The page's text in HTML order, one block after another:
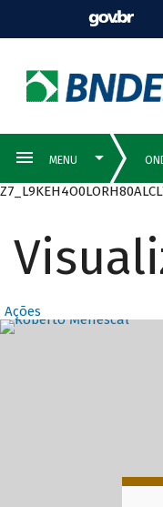
Ações